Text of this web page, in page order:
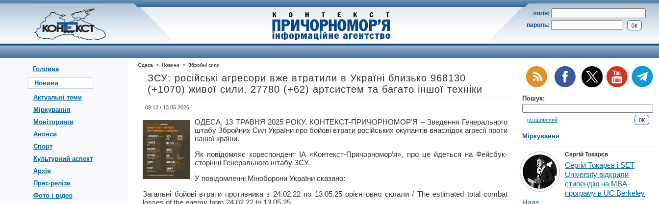
логін:
пароль:
Головна
Новини
Актуальні теми
Міркування
Моніторинги
Анонси
Спорт
Культурний аспект
Архів
Прес-релізи
Фото і відео
Одеса > Новини > Збройні сили
ЗСУ: російські агресори вже втратили в Україні близько 968130
(+1070) живої сили, 27780 (+62) артсистем та багато іншої техніки
09:12 / 13.05.2025
ОДЕСА, 13 ТРАВНЯ 2025 РОКУ, КОНТЕКСТ-ПРИЧОРНОМОР’Я – Зведення Генерального
штабу Збройних Сил України про бойові втрати російських окупантів внаслідок агресії проти
нашої країни.
Як повідомляє кореспондент ІА «Контекст-Причорномор’я», про це йдеться на Фейсбук-
сторінці Генерального штабу ЗСУ.
У повідомленні Міноборони України сказано:
Загальні бойові втрати противника з 24.02.22 по 13.05.25 орієнтовно склали / The estimated total combat
losses of the enemy from 24.02.22 to 13.05.25
Пошук:
розширений
Міркування
Сергій Токарєв
Сергій Токарєв і SET
University відкрили
стипендію на MBA-
програму в UC Berkeley
Haas